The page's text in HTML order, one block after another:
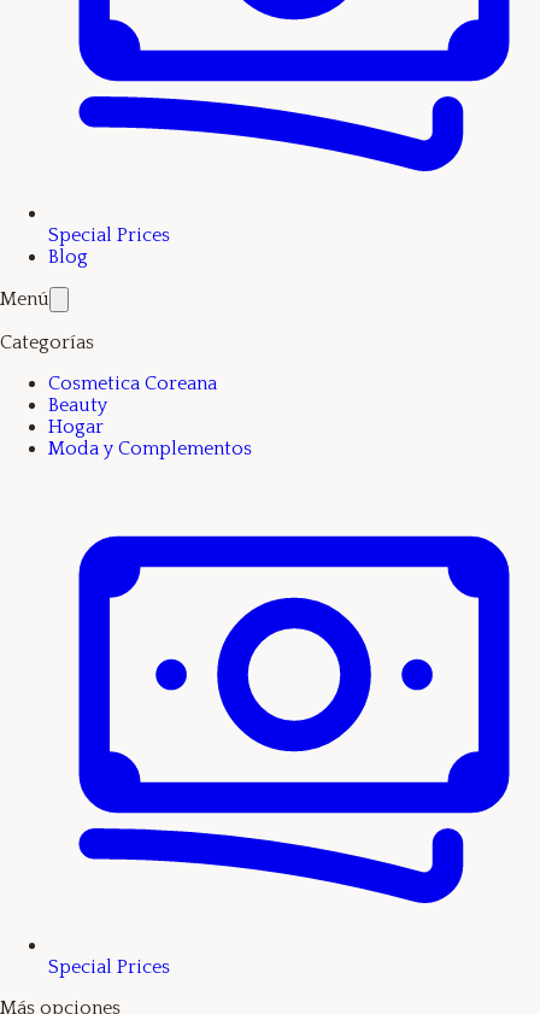
Special Prices
Blog
Menú
Categorías
Cosmetica Coreana
Beauty
Hogar
Moda y Complementos
Special Prices
Más opciones